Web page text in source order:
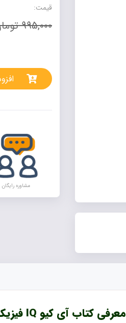
قیمت:
995,000 تومان
مشاوره رایگان
معرفی کتاب آی کیو IQ فیزیک یازدهم تجربی گاج